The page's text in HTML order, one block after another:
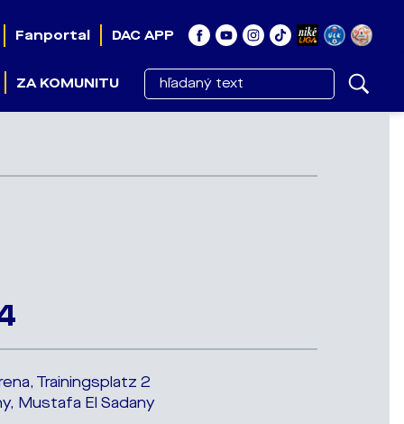
Fanportal DAC APP
ZA KOMUNITU
Trainingsplatz 2
Mustafa El Sadany